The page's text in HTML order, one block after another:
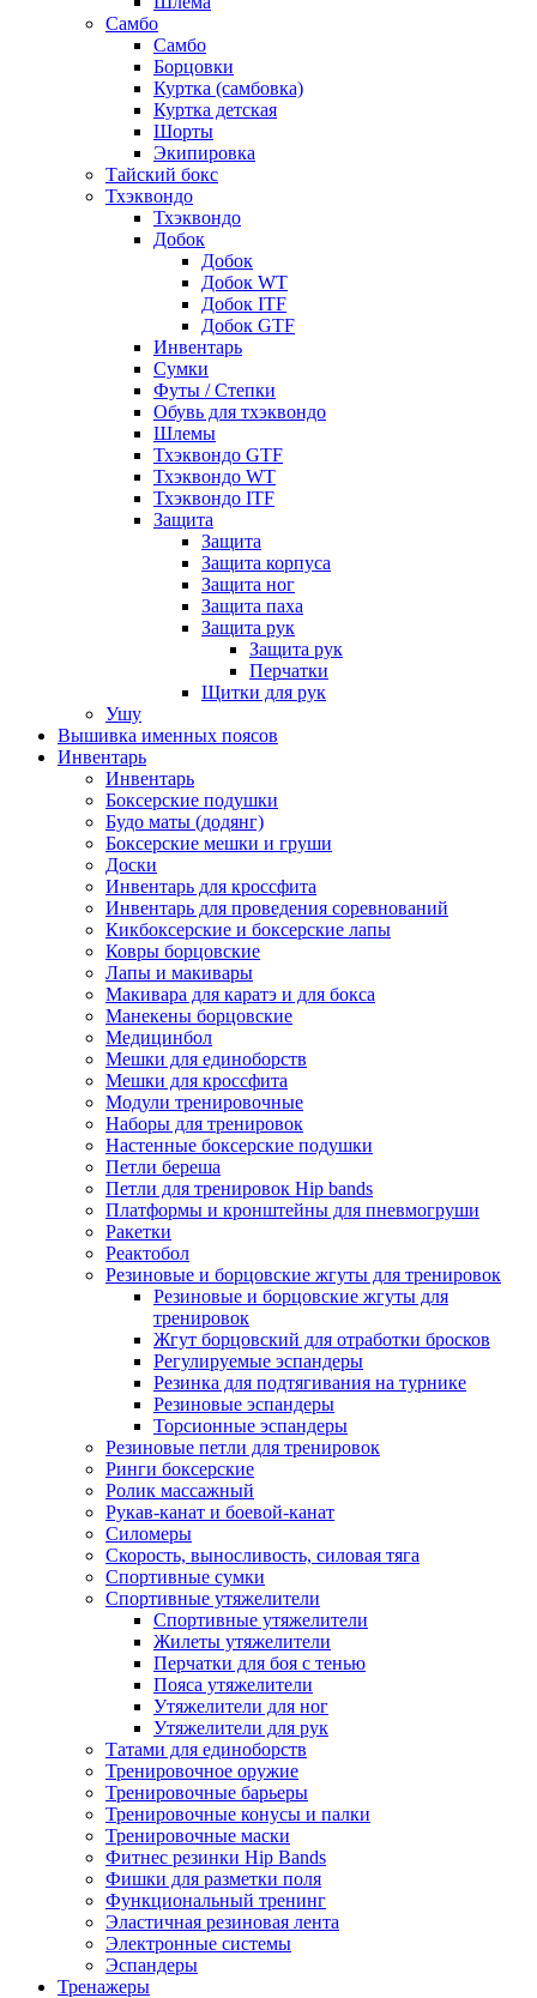
Самбо
Самбо
Борцовки
Куртка (самбовка)
Куртка детская
Шорты
Экипировка
Тайский бокс
Тхэквондо
Тхэквондо
Добок
Добок
Добок WT
Добок ITF
Добок GTF
Инвентарь
Сумки
Футы / Степки
Обувь для тхэквондо
Шлемы
Тхэквондо GTF
Тхэквондо WT
Тхэквондо ITF
Защита
Защита
Защита корпуса
Защита ног
Защита паха
Защита рук
Защита рук
Перчатки
Щитки для рук
Ушу
Вышивка именных поясов
Инвентарь
Инвентарь
Боксерские подушки
Будо маты (додянг)
Боксерские мешки и груши
Доски
Инвентарь для кроссфита
Инвентарь для проведения соревнований
Кикбоксерские и боксерские лапы
Ковры борцовские
Лапы и макивары
Макивара для каратэ и для бокса
Манекены борцовские
Медицинбол
Мешки для единоборств
Мешки для кроссфита
Модули тренировочные
Наборы для тренировок
Настенные боксерские подушки
Петли береша
Петли для тренировок Hip bands
Платформы и кронштейны для пневмогруши
Ракетки
Реактобол
Резиновые и борцовские жгуты для тренировок
Резиновые и борцовские жгуты для
тренировок
Жгут борцовский для отработки бросков
Регулируемые эспандеры
Резинка для подтягивания на турнике
Резиновые эспандеры
Торсионные эспандеры
Резиновые петли для тренировок
Ринги боксерские
Ролик массажный
Рукав-канат и боевой-канат
Силомеры
Скорость, выносливость, силовая тяга
Спортивные сумки
Спортивные утяжелители
Спортивные утяжелители
Жилеты утяжелители
Перчатки для боя с тенью
Пояса утяжелители
Утяжелители для ног
Утяжелители для рук
Татами для единоборств
Тренировочное оружие
Тренировочные барьеры
Тренировочные конусы и палки
Тренировочные маски
Фитнес резинки Hip Bands
Фишки для разметки поля
Функциональный тренинг
Эластичная резиновая лента
Электронные системы
Эспандеры
Тренажеры